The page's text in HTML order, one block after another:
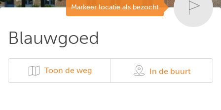
Markeer locatie als bezocht
Blauwgoed
Toon de weg In de buurt